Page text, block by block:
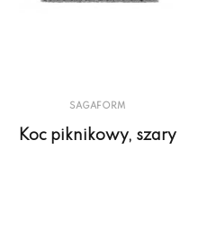
SAGAFORM
Koc piknikowy, szary